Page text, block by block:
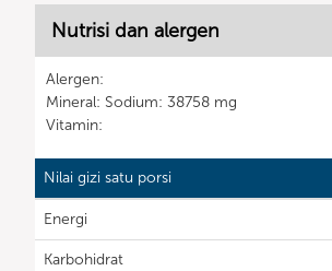
Nutrisi dan alergen
Alergen:
Mineral: Sodium: 38758 mg
Vitamin:
Nilai gizi satu porsi
Energi
Karbohidrat